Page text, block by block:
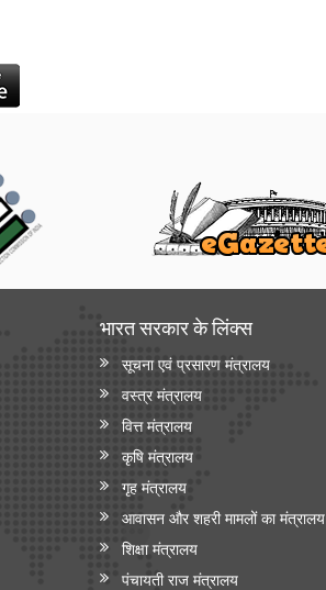
भारत सरकार के लिंक्‍स
सूचना एवं प्रसारण मंत्रालय
वस्त्र मंत्रालय
वित्त मंत्रालय
कृषि मंत्रालय
गृह मंत्रालय
आवासन और शहरी मामलों का मंत्रालय
शिक्षा मंत्रालय
पंचायती राज मंत्रालय